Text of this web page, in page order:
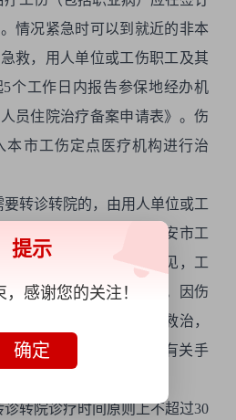
情况紧急时可以到就近的非本
救，用人单位或工伤职工及其
个工作日内报告参保地经办机
员住院治疗备案申请表》。伤
本市工伤定点医疗机构进行治
转诊转院的，由用人单位或工
提出申请，并填写《六安市工
经医院主治医师签署意见，工
章后，报经办机构同意。因伤
申报的，可先转诊转院救治，
并于5个工作日内补办有关手
转院诊疗时间原则上不超过30
提示
感谢您的关注！
确定